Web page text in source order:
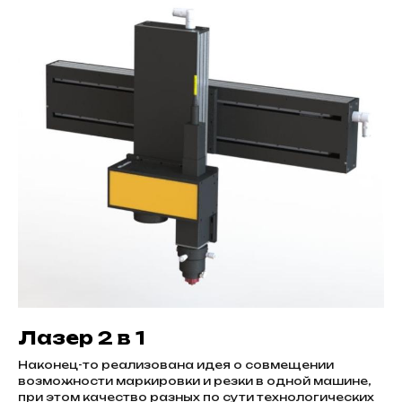
Лазер 2 в 1
Наконец-то реализована идея о совмещении
возможности маркировки и резки в одной машине,
при этом качество разных по сути технологических